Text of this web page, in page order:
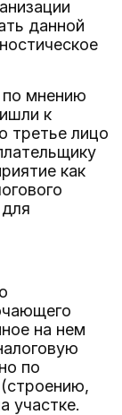
данной
по мнению
к
третье лицо
как
на нем
по
участке.